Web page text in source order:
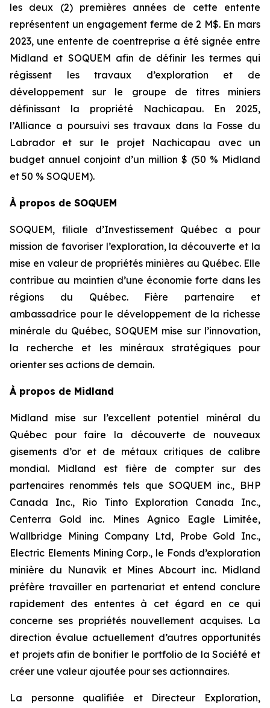
les deux (2) premières années de cette entente
représentent un engagement ferme de 2 M$. En mars
2023, une entente de coentreprise a été signée entre
Midland et SOQUEM afin de définir les termes qui
régissent les travaux d’exploration et de
développement sur le groupe de titres miniers
définissant la propriété Nachicapau. En 2025,
l’Alliance a poursuivi ses travaux dans la Fosse du
Labrador et sur le projet Nachicapau avec un
budget annuel conjoint d’un million $ (50 % Midland
et 50 % SOQUEM).
À propos de SOQUEM
SOQUEM, filiale d’Investissement Québec a pour
mission de favoriser l’exploration, la découverte et la
mise en valeur de propriétés minières au Québec. Elle
contribue au maintien d’une économie forte dans les
régions du Québec. Fière partenaire et
ambassadrice pour le développement de la richesse
minérale du Québec, SOQUEM mise sur l’innovation,
la recherche et les minéraux stratégiques pour
orienter ses actions de demain.
À propos de Midland
Midland mise sur l’excellent potentiel minéral du
Québec pour faire la découverte de nouveaux
gisements d’or et de métaux critiques de calibre
mondial. Midland est fière de compter sur des
partenaires renommés tels que SOQUEM inc., BHP
Canada Inc., Rio Tinto Exploration Canada Inc.,
Centerra Gold inc. Mines Agnico Eagle Limitée,
Wallbridge Mining Company Ltd, Probe Gold Inc.,
Electric Elements Mining Corp., le Fonds d’exploration
minière du Nunavik et Mines Abcourt inc. Midland
préfère travailler en partenariat et entend conclure
rapidement des ententes à cet égard en ce qui
concerne ses propriétés nouvellement acquises. La
direction évalue actuellement d’autres opportunités
et projets afin de bonifier le portfolio de la Société et
créer une valeur ajoutée pour ses actionnaires.
La personne qualifiée et Directeur Exploration,